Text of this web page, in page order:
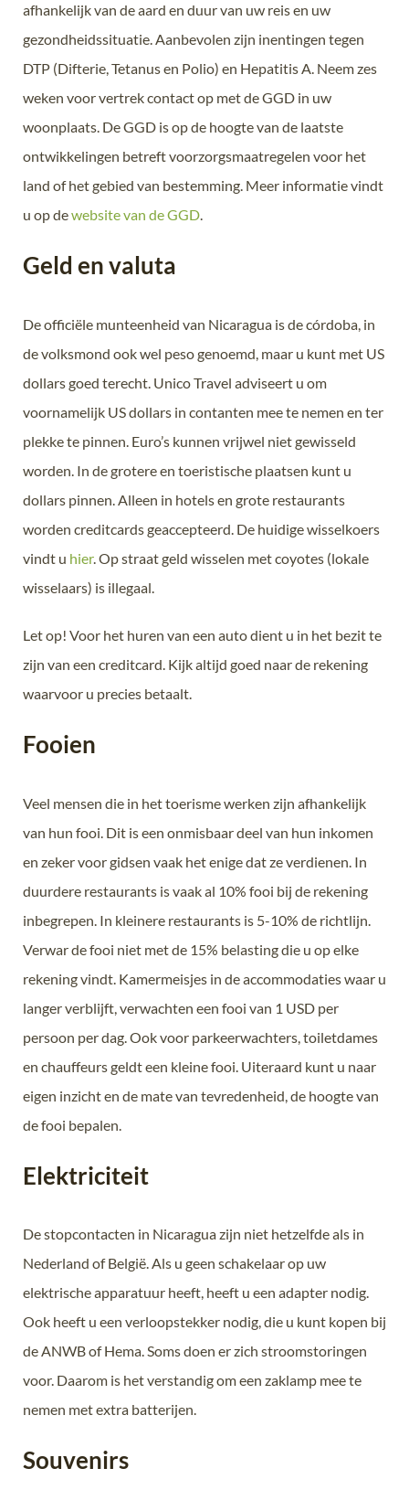
afhankelijk van de aard en duur van uw reis en uw
gezondheidssituatie. Aanbevolen zijn inentingen tegen
DTP (Difterie, Tetanus en Polio) en Hepatitis A. Neem zes
weken voor vertrek contact op met de GGD in uw
woonplaats. De GGD is op de hoogte van de laatste
ontwikkelingen betreft voorzorgsmaatregelen voor het
land of het gebied van bestemming. Meer informatie vindt
u op dewebsite van de GGD.
Geld en valuta
De officiële munteenheid van Nicaragua is de córdoba, in
de volksmond ook wel peso genoemd, maar u kunt met US
dollars goed terecht. Unico Travel adviseert u om
voornamelijk US dollars in contanten mee te nemen en ter
plekke te pinnen. Euro’s kunnen vrijwel niet gewisseld
worden. In de grotere en toeristische plaatsen kunt u
dollars pinnen. Alleen in hotels en grote restaurants
worden creditcards geaccepteerd. De huidige wisselkoers
vindt u hier. Op straat geld wisselen met coyotes (lokale
wisselaars) is illegaal.
Let op! Voor het huren van een auto dient u in het bezit te
zijn van een creditcard. Kijk altijd goed naar de rekening
waarvoor u precies betaalt.
Fooien
Veel mensen die in het toerisme werken zijn afhankelijk
van hun fooi. Dit is een onmisbaar deel van hun inkomen
en zeker voor gidsen vaak het enige dat ze verdienen. In
duurdere restaurants is vaak al 10% fooi bij de rekening
inbegrepen. In kleinere restaurants is 5-10% de richtlijn.
Verwar de fooi niet met de 15% belasting die u op elke
rekening vindt. Kamermeisjes in de accommodaties waar u
langer verblijft, verwachten een fooi van 1 USD per
persoon per dag. Ook voor parkeerwachters, toiletdames
en chauffeurs geldt een kleine fooi. Uiteraard kunt u naar
eigen inzicht en de mate van tevredenheid, de hoogte van
de fooi bepalen.
Elektriciteit
De stopcontacten in Nicaragua zijn niet hetzelfde als in
Nederland of België. Als u geen schakelaar op uw
elektrische apparatuur heeft, heeft u een adapter nodig.
Ook heeft u een verloopstekker nodig, die u kunt kopen bij
de ANWB of Hema. Soms doen er zich stroomstoringen
voor. Daarom is het verstandig om een zaklamp mee te
nemen met extra batterijen.
Souvenirs